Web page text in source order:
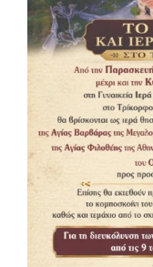
Κατηγοριες